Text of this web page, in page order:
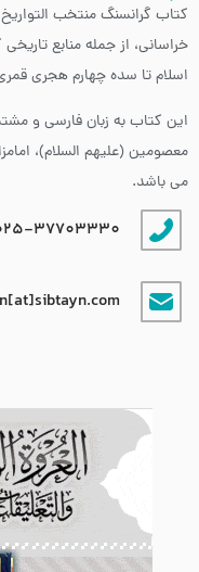
کتاب گرانسنگ منتخب
خراسانی، از جمله منابع
اسلام تا سده چهارم هجری
این کتاب به زبان فارسی و
معصومین (علیهم السلام)،
می باشد.
37703330